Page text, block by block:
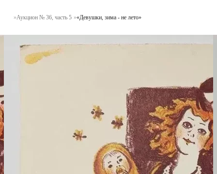
Аукцион № 36, часть 5 «Девушки, зима - не лето»